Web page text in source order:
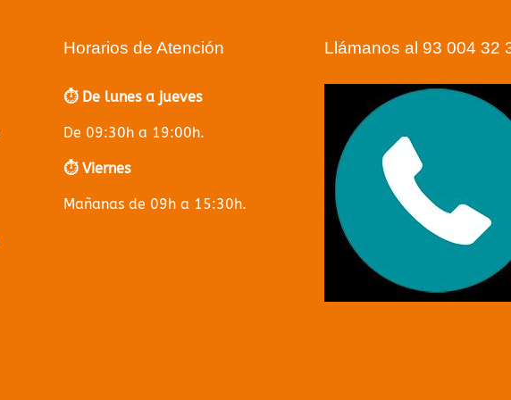
Horarios de Atención
⏱️ De lunes a jueves
De 09:30h a 19:00h.
⏱️ Viernes
Mañanas de 09h a 15:30h.
Llámanos al 93 004 32